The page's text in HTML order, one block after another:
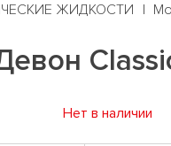
ЖИДКОСТИ
Нет в наличии